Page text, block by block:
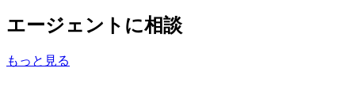
エージェントに相談
もっと見る